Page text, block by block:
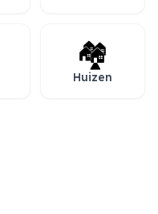
🏘️
Huizen